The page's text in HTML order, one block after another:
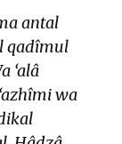
antal
qadîmul
‘alâ
wa